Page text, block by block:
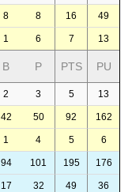
8 8 16 49
1 6 7 13
B P PTS PU
2 3 5 13
42 50 92 162
1 4 5 6
94 101 195 176
17 32 49 36